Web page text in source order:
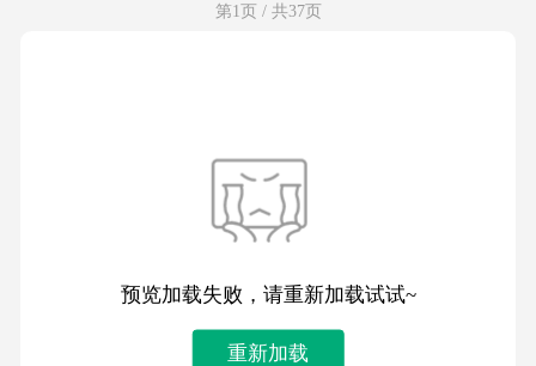
第1页 / 共37页
预览加载失败，请重新加载试试~
重新加载